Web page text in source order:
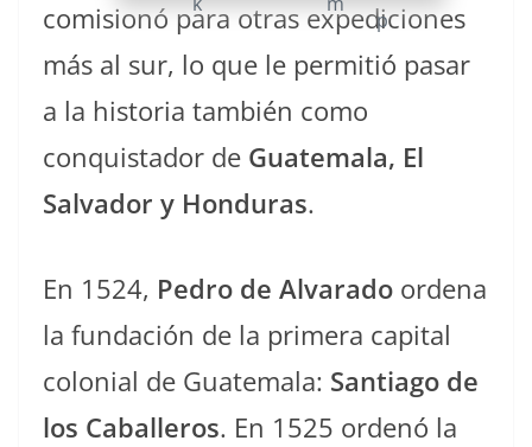
comisionó para otras expediciones
más al sur, lo que le permitió pasar
a la historia también como
conquistador de Guatemala, El
Salvador y Honduras.
En 1524, Pedro de Alvarado ordena
la fundación de la primera capital
colonial de Guatemala: Santiago de
los Caballeros. En 1525 ordenó la